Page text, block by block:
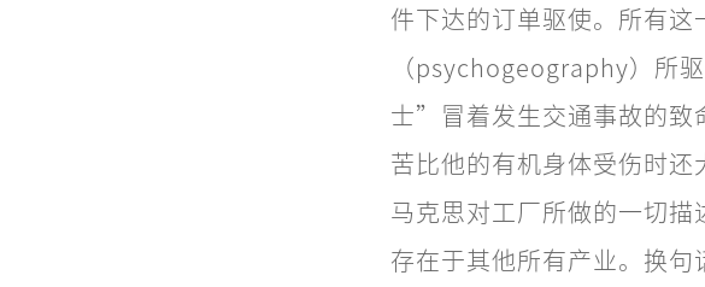
件下达的订单驱使。所有
（psychogeography）所
士”冒着发生交通事故的致
苦比他的有机身体受伤时还
马克思对工厂所做的一切
存在于其他所有产业。换